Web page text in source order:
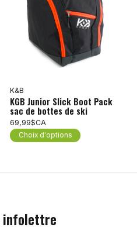
K&B
KGB Junior Slick Boot Pack
sac de bottes de ski
69,99$CA
Choix d'options
infolettre